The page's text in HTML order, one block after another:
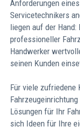
Anforderungen
Servicetechnikers
liegen auf der Hand:
professioneller
Handwerker
seinen Kunden
Für viele zufriedene
Lösungen für Ihr
sich Ideen für Ihre